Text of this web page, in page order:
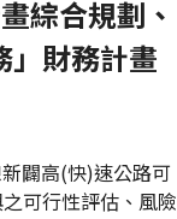
綜合規劃、
」財務計畫
闢高(快)速公路可
可行性評估、風險